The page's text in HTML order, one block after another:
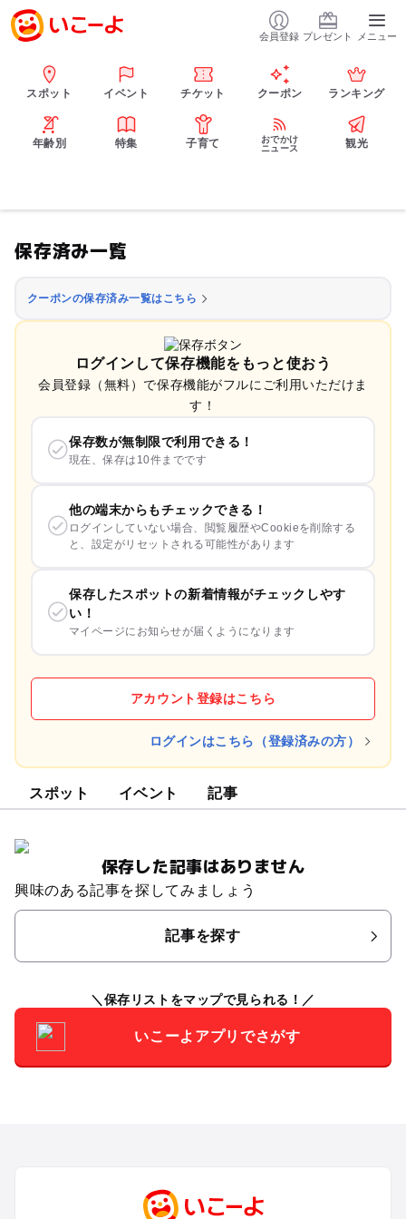
会員登録 プレゼント メニュー
スポット イベント チケット クーポン ランキング
年齢別 特集 子育て
おでかけ
ニュース
観光
保存済み一覧
クーポンの保存済み一覧はこちら
ログインして保存機能をもっと使おう
会員登録（無料）で保存機能がフルにご利用いただけま
す！
保存数が無制限で利用できる！
現在、保存は10件までです
他の端末からもチェックできる！
ログインしていない場合、閲覧履歴やCookieを削除する
と、設定がリセットされる可能性があります
保存したスポットの新着情報がチェックしやす
い！
マイページにお知らせが届くようになります
アカウント登録はこちら
ログインはこちら（登録済みの方）
スポット イベント 記事
保存した記事はありません
興味のある記事を探してみましょう
記事を探す
保存リストをマップで見られる！
いこーよアプリでさがす